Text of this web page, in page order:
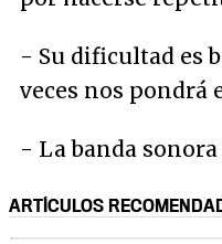
- Su dificultad es
veces nos pondrá
- La banda
ARTÍCULOS